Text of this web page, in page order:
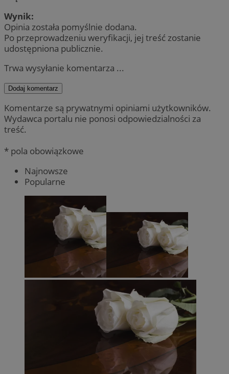
Wynik:
Opinia została pomyślnie dodana.
Po przeprowadzeniu weryfikacji, jej treść zostanie
udostępniona publicznie.
Trwa wysyłanie komentarza ...
Dodaj komentarz
Komentarze są prywatnymi opiniami użytkowników.
Wydawca portalu nie ponosi odpowiedzialności za
treść.
* pola obowiązkowe
Najnowsze
Popularne